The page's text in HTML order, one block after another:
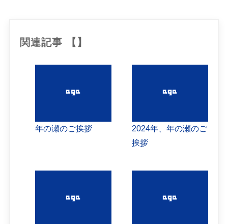
関連記事 【】
年の瀬のご挨拶
2024年、年の瀬のご
挨拶